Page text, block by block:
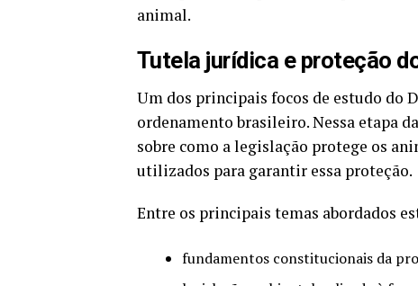
animal.
Tutela jurídica e proteção
Um dos principais focos de estudo do
ordenamento brasileiro. Nessa etapa
sobre como a legislação protege os
utilizados para garantir essa proteção.
Entre os principais temas abordados
fundamentos constitucionais da